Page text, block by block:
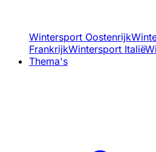
Wintersport Oostenrijk
FrankrijkWintersport Italië
Thema's